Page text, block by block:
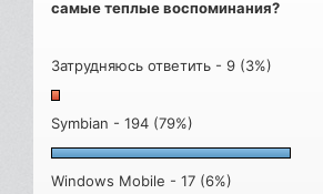
самые теплые воспоминания?
Затрудняюсь ответить - 9 (3%)
Symbian - 194 (79%)
Windows Mobile - 17 (6%)